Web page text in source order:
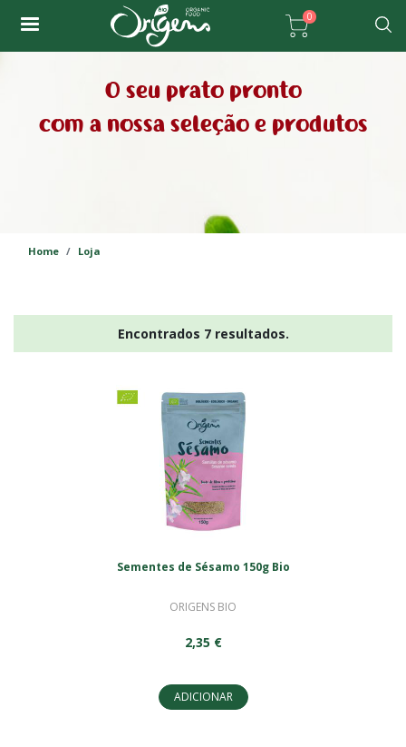
Passar
para
o
conteúdo
principal
0
O seu prato pronto
com a nossa seleção e produtos
Home Loja
Encontrados 7 resultados.
Sementes de Sésamo 150g Bio
ORIGENS BIO
2,35 €
ADICIONAR